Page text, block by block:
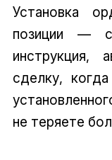
Установка
позиции —
инструкция,
сделку,
не теряете